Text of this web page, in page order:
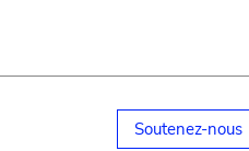
Soutenez-nous